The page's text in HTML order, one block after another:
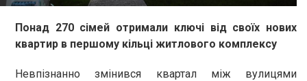
Понад 270 сімей отримали ключі від своїх нових
квартир в першому кільці житлового комплексу
Невпізнанно змінився квартал між вулицями